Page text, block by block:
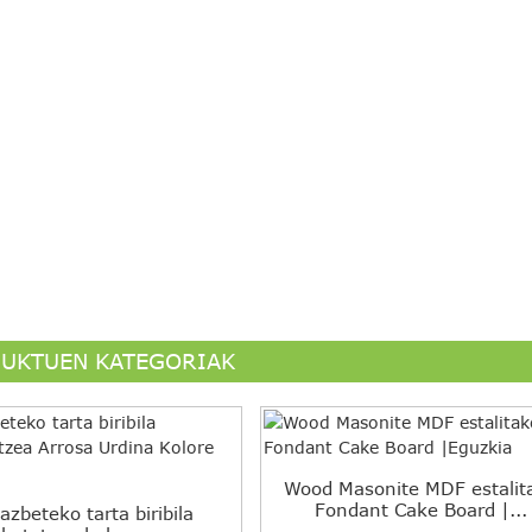
KATEGORIAK
tarta biribila
Wood Masonite MDF
Fondant Cake Board |...